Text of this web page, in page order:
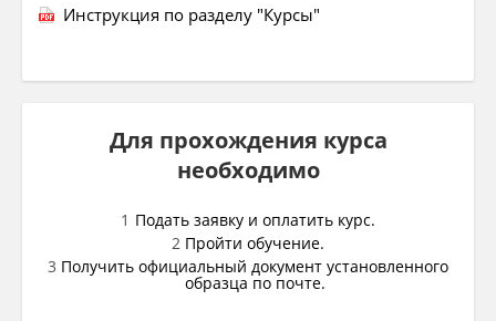
Инструкция по разделу "Курсы"
Для прохождения курса
необходимо
Подать заявку и оплатить курс.
Пройти обучение.
Получить официальный документ установленного
образца по почте.